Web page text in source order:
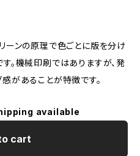
ーンの原理で色ごとに版を分け
。機械印刷ではありますが、発
があることが特徴です。
available
cart